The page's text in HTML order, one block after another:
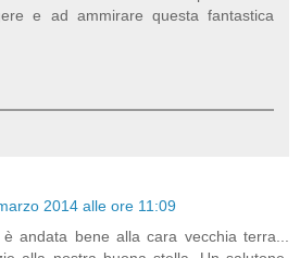
e ad ammirare questa fantastica
2014 alle ore 11:09
andata bene alla cara vecchia terra...